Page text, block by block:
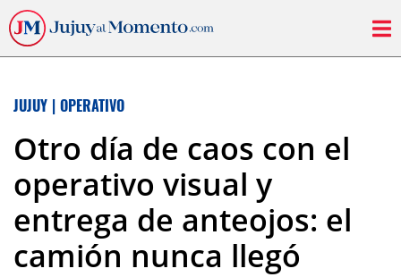
JUJUY | OPERATIVO
Otro día de caos con el
operativo visual y
entrega de anteojos: el
camión nunca llegó